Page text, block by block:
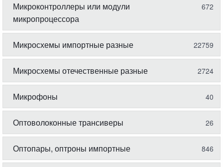
Микроконтроллеры или модули
микропроцессора
672
Микросхемы импортные разные 22759
Микросхемы отечественные разные 2724
Микрофоны 40
Оптоволоконные трансиверы 26
Оптопары, оптроны импортные 846